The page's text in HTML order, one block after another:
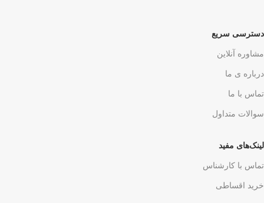
دسترسی سریع
مشاوره آنلاین
درباره ی ما
تماس با ما
سوالات متداول
لینک‌های مفید
تماس با کارشناس
خرید اقساطی